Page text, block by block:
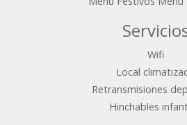
Wifi
Local
Retransmisiones
Hinchables